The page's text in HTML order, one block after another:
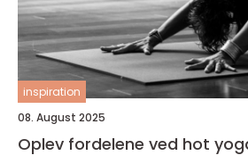
inspiration
08. August 2025
Oplev fordelene ved hot